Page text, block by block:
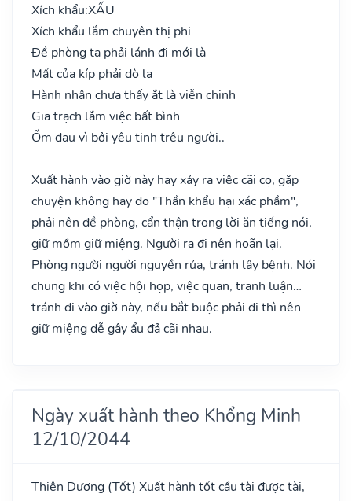
Xích khẩu:XẤU
Xích khẩu lắm chuyên thị phi
Đề phòng ta phải lánh đi mới là
Mất của kíp phải dò la
Hành nhân chưa thấy ắt là viễn chinh
Gia trạch lắm việc bất bình
Ốm đau vì bởi yêu tinh trêu người..
Xuất hành vào giờ này hay xảy ra việc cãi cọ, gặp
chuyện không hay do "Thần khẩu hại xác phầm",
phải nên đề phòng, cẩn thận trong lời ăn tiếng nói,
giữ mồm giữ miệng. Người ra đi nên hoãn lại.
Phòng người người nguyền rủa, tránh lây bệnh. Nói
chung khi có việc hội họp, việc quan, tranh luận…
tránh đi vào giờ này, nếu bắt buộc phải đi thì nên
giữ miệng dễ gây ẩu đả cãi nhau.
Ngày xuất hành theo Khổng Minh
12/10/2044
Thiên Dương (Tốt) Xuất hành tốt cầu tài được tài,